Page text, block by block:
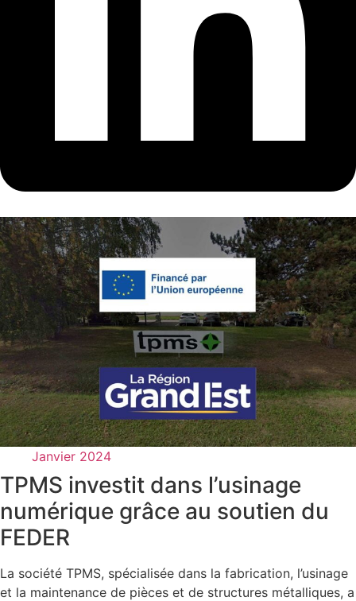
Janvier 2024
TPMS investit dans l’usinage
numérique grâce au soutien du
FEDER
La société TPMS, spécialisée dans la fabrication, l’usinage
et la maintenance de pièces et de structures métalliques, a